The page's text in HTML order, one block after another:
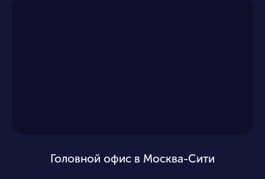
Головной офис в Москва-Сити